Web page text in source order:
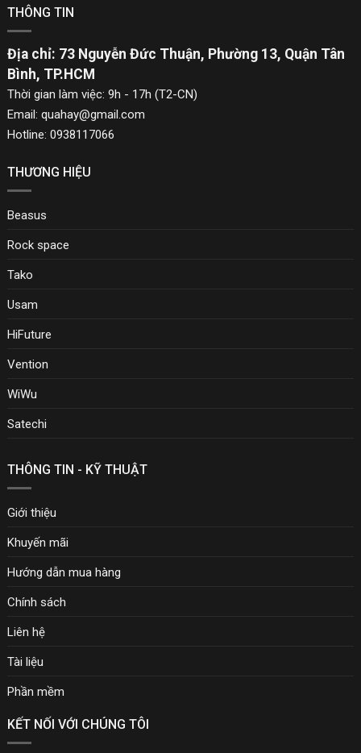
THÔNG TIN
Địa chỉ: 73 Nguyễn Đức Thuận, Phường 13, Quận Tân
Bình, TP.HCM
Thời gian làm việc: 9h - 17h (T2-CN)
Email: quahay@gmail.com
Hotline: 0938117066
THƯƠNG HIỆU
Beasus
Rock space
Tako
Usam
HiFuture
Vention
WiWu
Satechi
THÔNG TIN - KỸ THUẬT
Giới thiệu
Khuyến mãi
Hướng dẫn mua hàng
Chính sách
Liên hệ
Tài liệu
Phần mềm
KẾT NỐI VỚI CHÚNG TÔI